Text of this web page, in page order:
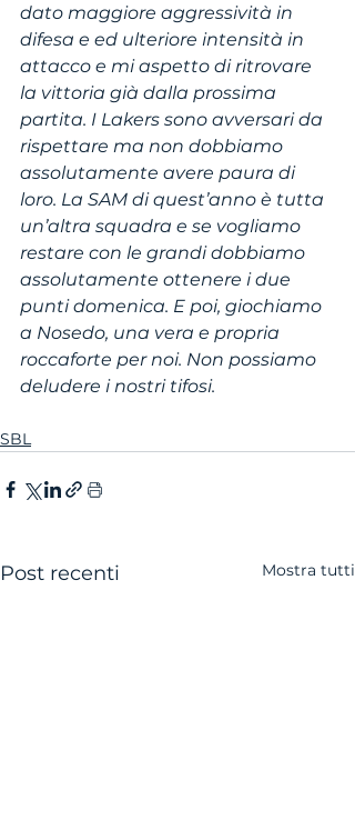
dato maggiore aggressività in
difesa e ed ulteriore intensità in
attacco e mi aspetto di ritrovare
la vittoria già dalla prossima
partita. I Lakers sono avversari da
rispettare ma non dobbiamo
assolutamente avere paura di
loro. La SAM di quest’anno è tutta
un’altra squadra e se vogliamo
restare con le grandi dobbiamo
assolutamente ottenere i due
punti domenica. E poi, giochiamo
a Nosedo, una vera e propria
roccaforte per noi. Non possiamo
deludere i nostri tifosi.
SBL
Post recenti Mostra tutti